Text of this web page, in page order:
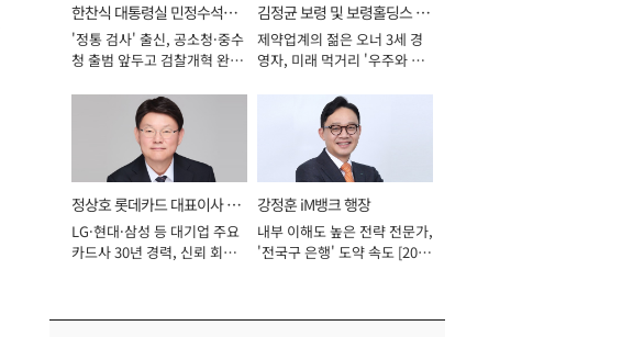
한찬식 대통령실 민정수석비
서관
'정통 검사' 출신, 공소청·중수
청 출범 앞두고 검찰개혁 완수
김정균 보령 및 보령홀딩스 대
표이사 사장
제약업계의 젊은 오너 3세 경
영자, 미래 먹거리 '우주와 헬
정상호 롯데카드 대표이사 사
장
LG·현대·삼성 등 대기업 주요
카드사 30년 경력, 신뢰 회복
강정훈 iM뱅크 행장
내부 이해도 높은 전략 전문가,
'전국구 은행' 도약 속도 [2026